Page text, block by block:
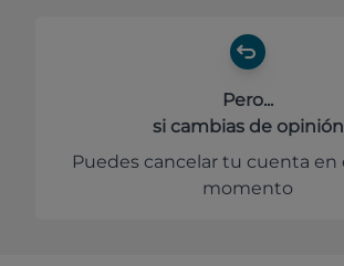
Pero...
si cambias de opinión
Puedes cancelar tu cuenta en
momento